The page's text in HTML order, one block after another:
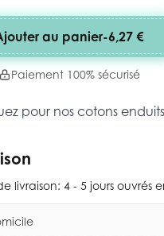
au panier-6,27 €
Paiement 100% sécurisé
pour nos cotons
livraison: 4 - 5 jours ouvrés